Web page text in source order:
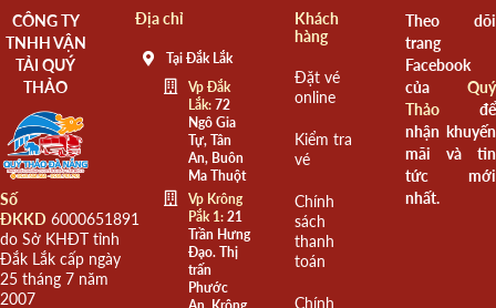
CÔNG TY
TNHH VẬN
TẢI QUÝ
THẢO
Số
ĐKKD 6000651891
do Sở KHĐT tỉnh
Đắk Lắk cấp ngày
25 tháng 7 năm
2007
Địa chỉ
Tại Đắk Lắk
Vp Đắk
Lắk:72
Ngô Gia
Tự, Tân
An, Buôn
Ma Thuột
Vp Krông
Pắk 1:21
Trần Hưng
Đạo. Thị
trấn
Phước
Khách
hàng
Đặt vé
online
Kiểm tra
vé
Chính
sách
thanh
toán
Chính
Theo dõi
trang
Facebook
của Quý
Thảođể
nhận khuyến
mãi và tin
tức mới
nhất.